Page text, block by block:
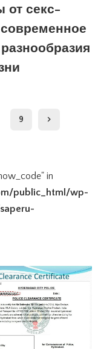
секс-
9
in
public_html/wp-